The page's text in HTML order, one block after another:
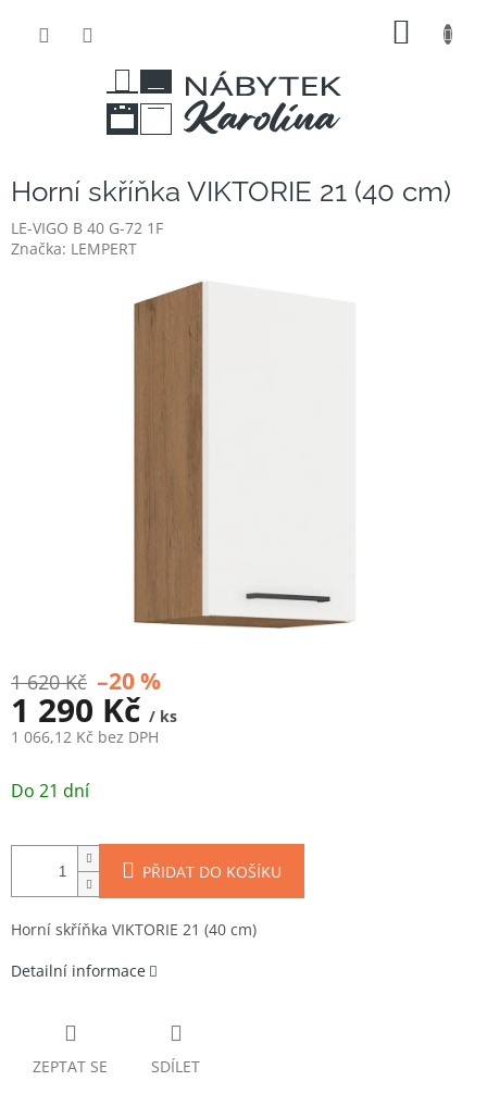
Horní skříňka VIKTORIE 21 (40 cm)
LE-VIGO B 40 G-72 1F
Značka: LEMPERT
1 620 Kč –20 %
1 290 Kč / ks
1 066,12 Kč bez DPH
cena:
Do 21 dní
PŘIDAT DO KOŠÍKU
Horní skříňka VIKTORIE 21 (40 cm)
Detailní informace
ZEPTAT SE SDÍLET